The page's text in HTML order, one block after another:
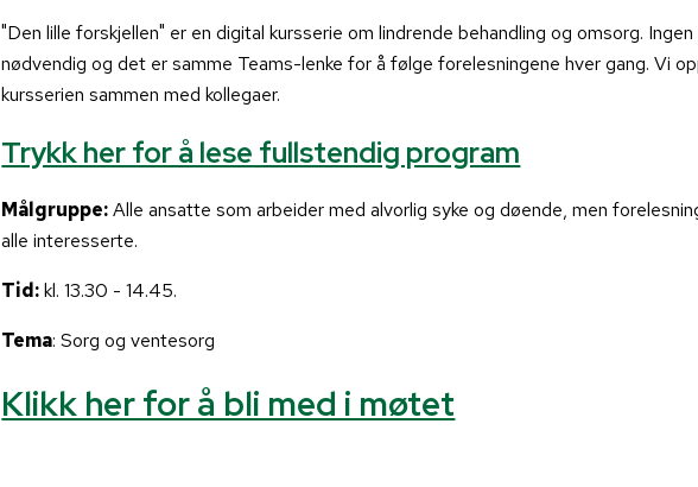
"Den lille forskjellen" er en digital kursserie om lindrende behandling og omsorg.
nødvendig og det er samme Teams-lenke for å følge forelesningene hver gang. Vi
kursserien sammen med kollegaer.
Trykk her for å lese fullstendig program
Målgruppe:Alle ansatte som arbeider med alvorlig syke og døende, men
alle interesserte.
Tid:kl. 13.30 - 14.45.
Tema: Sorg og ventesorg
Klikk her for å bli med i møtet